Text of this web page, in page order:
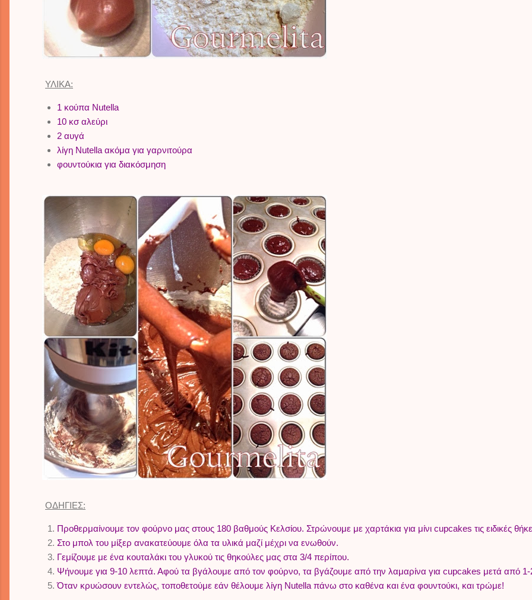
ΥΛΙΚΑ:
1 κούπα Nutella
10 κσ αλεύρι
2 αυγά
λίγη Nutella ακόμα για γαρνιτούρα
φουντούκια για διακόσμηση
ΟΔΗΓΙΕΣ:
Προθερμαίνουμε τον φούρνο μας στους 180 βαθμούς Κελσίου. Στρώνουμε με χαρτάκια για μίνι cupcakes τις ειδικές
Στο μπολ του μίξερ ανακατεύουμε όλα τα υλικά μαζί μέχρι να ενωθούν.
Γεμίζουμε με ένα κουταλάκι του γλυκού τις θηκούλες μας στα 3/4 περίπου.
Ψήνουμε για 9-10 λεπτά. Αφού τα βγάλουμε από τον φούρνο, τα βγάζουμε από την λαμαρίνα για cupcakes μετά από
Όταν κρυώσουν εντελώς, τοποθετούμε εάν θέλουμε λίγη Nutella πάνω στο καθένα και ένα φουντούκι, και τρώμε!